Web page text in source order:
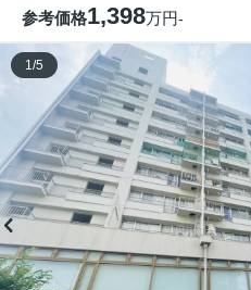
参考価格1,398万円-
1 /5